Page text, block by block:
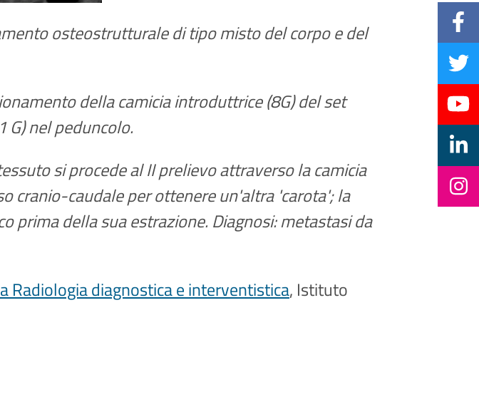
osteostrutturale di tipo misto del corpo e del
della camicia introduttrice (8G) del set
nel peduncolo.
si procede al II prelievo attraverso la camicia
cranio-caudale per ottenere un'altra 'carota'; la
prima della sua estrazione. Diagnosi: metastasi da
Radiologia diagnostica e interventistica, Istituto